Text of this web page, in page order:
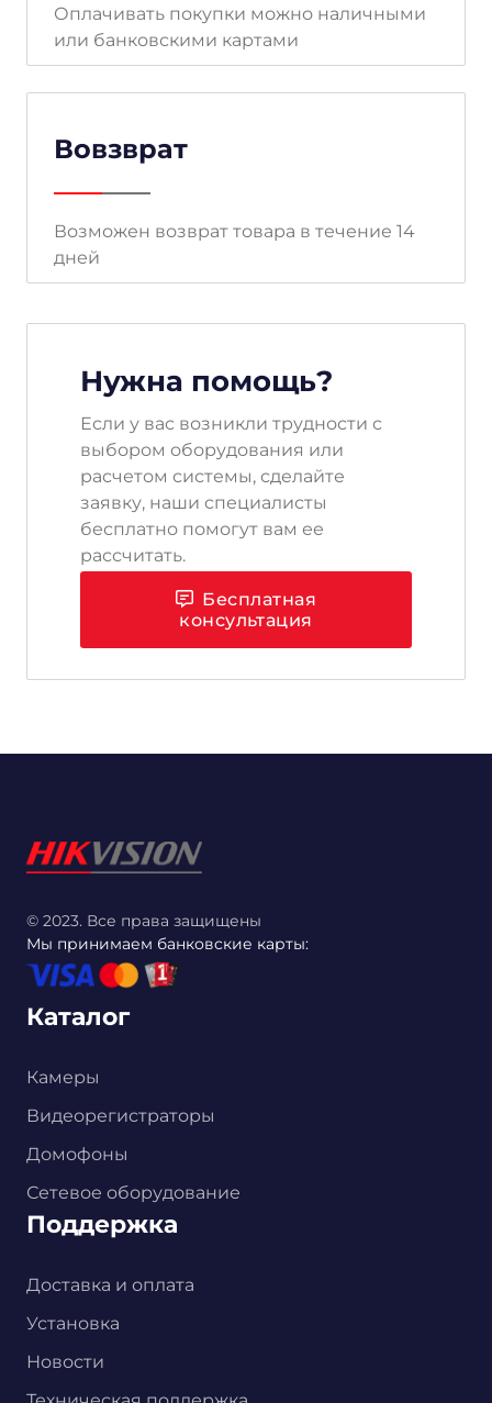
Оплачивать покупки можно наличными
или банковскими картами
Вовзврат
Возможен возврат товара в течение 14
дней
Нужна помощь?
Если у вас возникли трудности с
выбором оборудования или
расчетом системы, сделайте
заявку, наши специалисты
бесплатно помогут вам ее
рассчитать.
Бесплатная
консультация
© 2023. Все права защищены
Мы принимаем банковские карты:
Каталог
Камеры
Видеорегистраторы
Домофоны
Сетевое оборудование
Поддержка
Доставка и оплата
Установка
Новости